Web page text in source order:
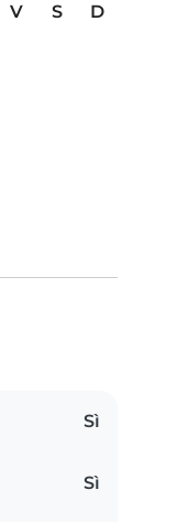
V S
D
Sì
Sì